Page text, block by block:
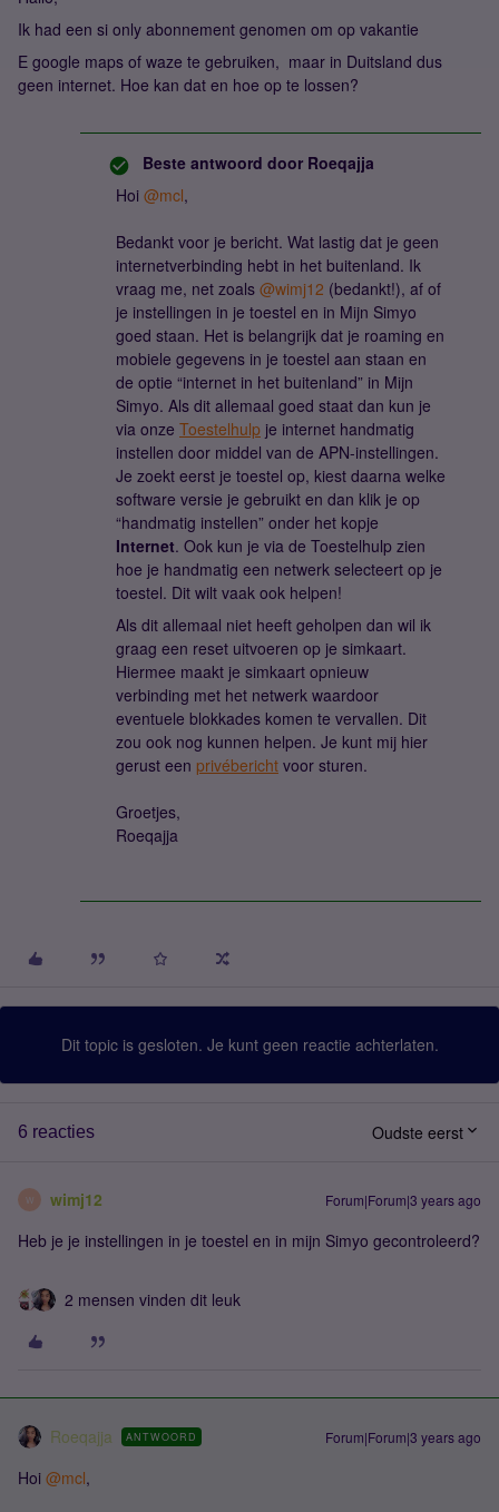
Ik had een si only abonnement genomen om op vakantie
E google maps of waze te gebruiken, maar in Duitsland dus
geen internet. Hoe kan dat en hoe op te lossen?
Beste antwoord door Roeqajja
Hoi @mcl,
Bedankt voor je bericht. Wat lastig dat je geen
internetverbinding hebt in het buitenland. Ik
vraag me, net zoals @wimj12 (bedankt!), af of
je instellingen in je toestel en in Mijn Simyo
goed staan. Het is belangrijk dat je roaming en
mobiele gegevens in je toestel aan staan en
de optie “internet in het buitenland” in Mijn
Simyo. Als dit allemaal goed staat dan kun je
via onze Toestelhulp je internet handmatig
instellen door middel van de APN-instellingen.
Je zoekt eerst je toestel op, kiest daarna welke
software versie je gebruikt en dan klik je op
“handmatig instellen” onder het kopje
Internet. Ook kun je via de Toestelhulp zien
hoe je handmatig een netwerk selecteert op je
toestel. Dit wilt vaak ook helpen!
Als dit allemaal niet heeft geholpen dan wil ik
graag een reset uitvoeren op je simkaart.
Hiermee maakt je simkaart opnieuw
verbinding met het netwerk waardoor
eventuele blokkades komen te vervallen. Dit
zou ook nog kunnen helpen. Je kunt mij hier
gerust een privébericht voor sturen.
Groetjes,
Roeqajja
Dit topic is gesloten. Je kunt geen reactie achterlaten.
6 reacties Oudste eerst
W wimj12 Forum|Forum|3 years ago
Heb je je instellingen in je toestel en in mijn Simyo gecontroleerd?
2 mensen vinden dit leuk
Roeqajja ANTWOORD Forum|Forum|3 years ago
Hoi @mcl,